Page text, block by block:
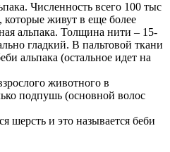
Численность всего 100 тыс
которые живут в еще более
альпака. Толщина нити – 15-
гладкий. В пальтовой ткани
альпака (остальное идет на
животного в
подпушь (основной волос
шерсть и это называется беби